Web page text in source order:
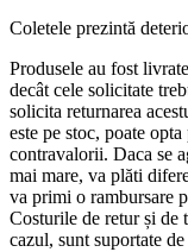
Coletele prezintă
Produsele au fost
decât cele solicitate
solicita returnarea
este pe stoc, poate
contravalorii. Daca se
mai mare, va plăti
va primi o rambursare
Costurile de retur și de
cazul, sunt suportate